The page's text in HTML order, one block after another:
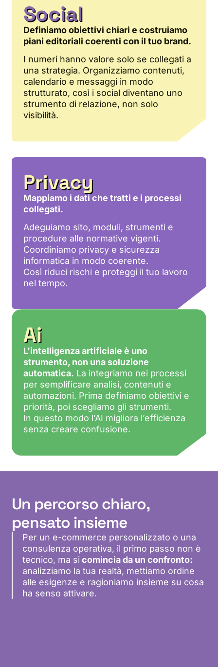
Social
Definiamo obiettivi chiari e costruiamo
piani editoriali coerenti con il tuo brand.
I numeri hanno valore solo se collegati a
una strategia. Organizziamo contenuti,
calendario e messaggi in modo
strutturato, così i social diventano uno
strumento di relazione, non solo
visibilità.
Privacy
Mappiamo i dati che tratti e i processi
collegati.
Adeguiamo sito, moduli, strumenti e
procedure alle normative vigenti.
Coordiniamo privacy e sicurezza
informatica in modo coerente.
Così riduci rischi e proteggi il tuo lavoro
nel tempo.
Ai
L’intelligenza artificiale è uno
strumento, non una soluzione
automatica. La integriamo nei processi
per semplificare analisi, contenuti e
automazioni. Prima definiamo obiettivi e
priorità, poi scegliamo gli strumenti.
In questo modo l’AI migliora l’efficienza
senza creare confusione.
Un percorso chiaro,
pensato insieme
Per un e-commerce personalizzato o una
consulenza operativa, il primo passo non è
tecnico, ma sicomincia da un confronto:
analizziamo la tua realtà, mettiamo ordine
alle esigenze e ragioniamo insieme su cosa
ha senso attivare.